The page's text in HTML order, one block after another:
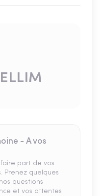
- A vos
part de vos
Prenez quelques
questions
et vos attentes